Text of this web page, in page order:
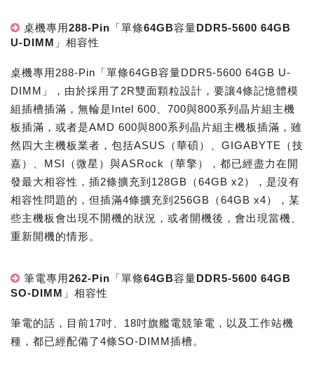
桌機專用288-Pin「單條64GB容量DDR5-5600 64GB
U-DIMM」相容性
桌機專用288-Pin「單條64GB容量DDR5-5600 64GB U-
DIMM」，由於採用了2R雙面顆粒設計，要讓4條記憶體模
組插槽插滿，無輪是Intel 600、700與800系列晶片組主機
板插滿，或者是AMD 600與800系列晶片組主機板插滿，雖
然四大主機板業者，包括ASUS（華碩）、GIGABYTE（技
嘉）、MSI（微星）與ASRock（華擎），都已經盡力在開
發最大相容性，插2條擴充到128GB（64GB x2），是沒有
相容性問題的，但插滿4條擴充到256GB（64GB x4），某
些主機板會出現不開機的狀況，或者開機後，會出現當機、
重新開機的情形。
筆電專用262-Pin「單條64GB容量DDR5-5600 64GB
SO-DIMM」相容性
筆電的話，目前17吋、18吋旗艦電競筆電，以及工作站機
種，都已經配備了4條SO-DIMM插槽。